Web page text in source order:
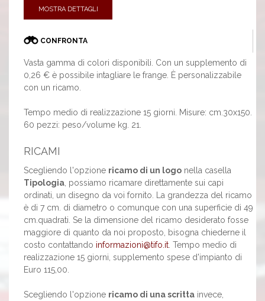
MOSTRA DETTAGLI
CONFRONTA
Vasta gamma di colori disponibili. Con un supplemento di
0,26 € è possibile intagliare le frange. È personalizzabile
con un ricamo.
Tempo medio di realizzazione 15 giorni. Misure: cm.30x150.
60 pezzi: peso/volume kg. 21.
RICAMI
Scegliendo l'opzione ricamo di un logo nella casella
Tipologia , possiamo ricamare direttamente sui capi
ordinati, un disegno da voi fornito. La grandezza del ricamo
è di 7 cm. di diametro o comunque con una superficie di 49
cm.quadrati. Se la dimensione del ricamo desiderato fosse
maggiore di quanto da noi proposto, bisogna chiederne il
costo contattando informazioni@tifo.it . Tempo medio di
realizzazione 15 giorni, supplemento spese d'impianto di
Euro 115,00.
Scegliendo l'opzione ricamo di una scritta invece,